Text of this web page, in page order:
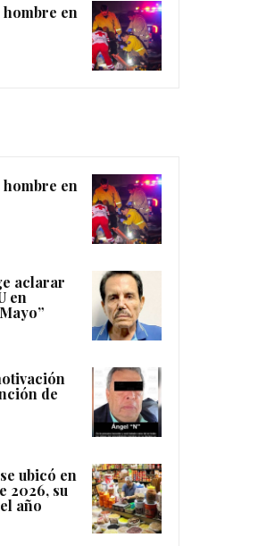
en
en
aclarar
en
de
ubicó en
2026, su
año